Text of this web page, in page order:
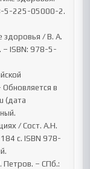
5-225-05000-2.
здоровья / В. А.
– ISBN: 978-5-
в
(дата
/ Сост. А.Н.
с. ISBN 978-
Петров. – СПб.: